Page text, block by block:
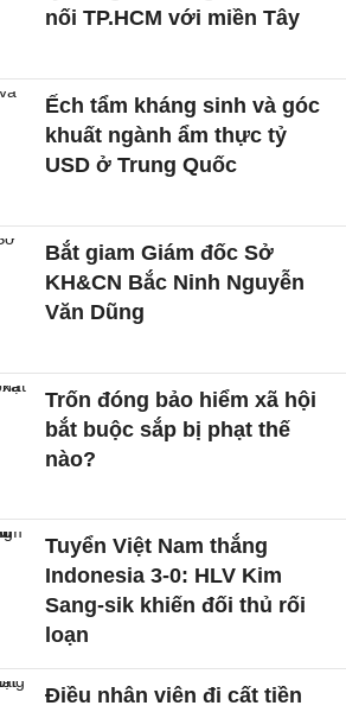
nối TP.HCM với miền Tây
Ếch tẩm kháng sinh và góc
khuất ngành ẩm thực tỷ
USD ở Trung Quốc
Bắt giam Giám đốc Sở
KH&CN Bắc Ninh Nguyễn
Văn Dũng
Trốn đóng bảo hiểm xã hội
bắt buộc sắp bị phạt thế
nào?
Tuyển Việt Nam thắng
Indonesia 3-0: HLV Kim
Sang-sik khiến đối thủ rối
loạn
Điều nhân viên đi cất tiền